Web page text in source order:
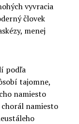
vyvracia
človek
menej
podľa
tajomne,
namiesto
namiesto